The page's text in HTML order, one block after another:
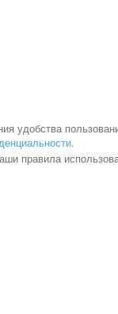
удобства
.
правила